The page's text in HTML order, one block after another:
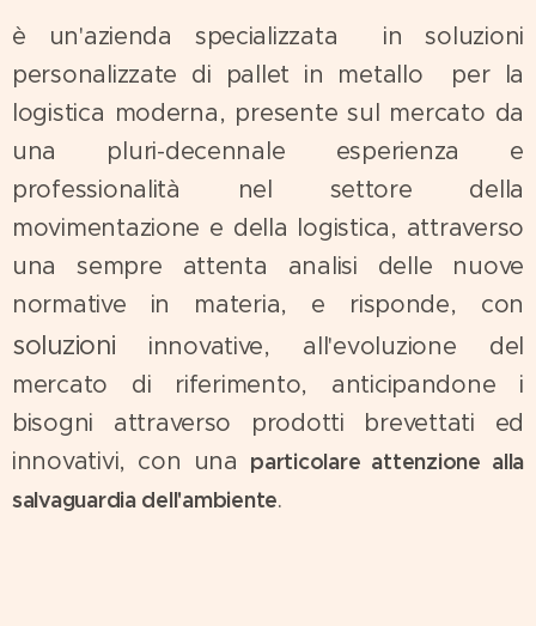
è un'azienda specializzata in soluzioni
personalizzate di pallet in metallo per la
logistica moderna, presente sul mercato da
una pluri-decennale esperienza e
professionalità nel settore della
movimentazione e della logistica, attraverso
una sempre attenta analisi delle nuove
normative in materia, e risponde, con
soluzioni innovative, all'evoluzione del
mercato di riferimento, anticipandone i
bisogni attraverso prodotti brevettati ed
innovativi, con una particolare attenzione alla
salvaguardia dell'ambiente.